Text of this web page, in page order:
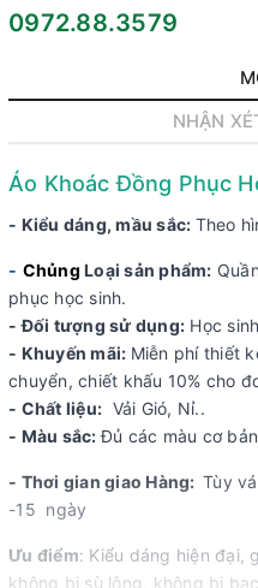
0972.88.3579
NHẬN
Áo Khoác Đồng Phục
- Kiểu dáng, mầu sắc: Theo
- Chủng Loại sản phẩm:
phục học sinh.
- Đối tượng sử dụng: Học
- Khuyến mãi: Miễn phí thiết
chuyển, chiết khấu 10% cho
- Chất liệu: Vải Gió, Nỉ..
- Màu sắc:Đủ các màu cơ
- Thơi gian giao Hàng: Tùy
-15 ngày
Ưu điểm: Kiểu dáng hiện đại,
không bị sù lông, không bị